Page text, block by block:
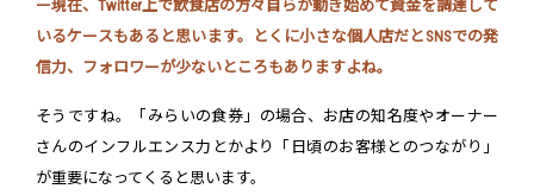
ー現在、Twitter上で飲食店の方々自らが動き始めて資金を調達して
いるケースもあると思います。とくに小さな個人店だとSNSでの発
信力、フォロワーが少ないところもありますよね。
そうですね。「みらいの食券」の場合、お店の知名度やオーナー
さんのインフルエンス力とかより「日頃のお客様とのつながり」
が重要になってくると思います。